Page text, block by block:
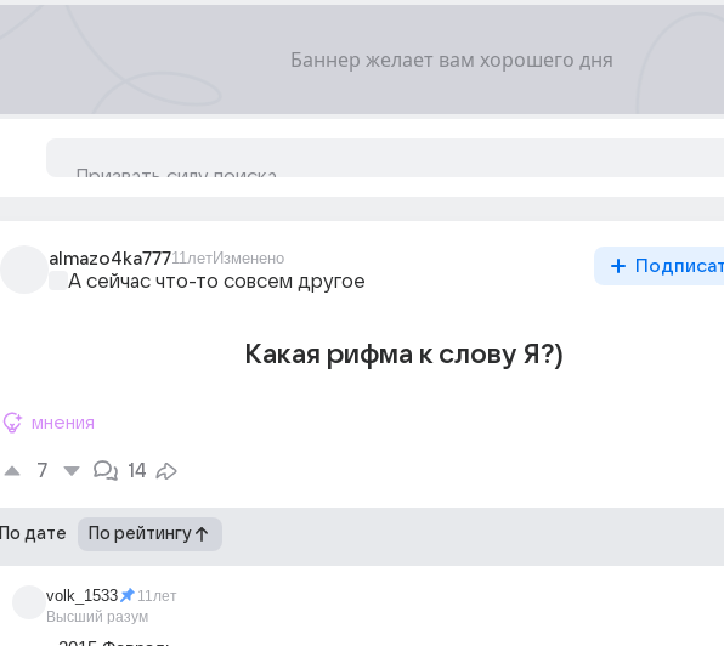
almazo4ka77711летИзменено
А сейчас что-то совсем другое
Какая рифма к слову Я?)
мнения
7 14
По дате По рейтингу
volk_1533
Высший разум
11лет